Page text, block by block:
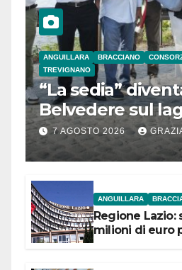
ANGUILLARA BRACCIANO
TREVIGNANO
“La sedia”
Belvedere sul
Bracciano: ieri
l’inaugurazione
7 AGOSTO 2026
ANGUILLARA
Regione Lazio:
milioni di euro